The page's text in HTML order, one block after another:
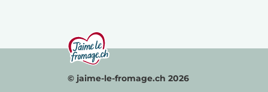
© jaime-le-fromage.ch 2026